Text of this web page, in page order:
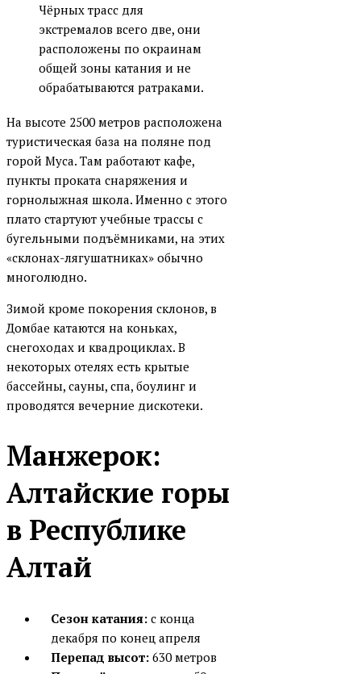
Чёрных трасс для
экстремалов всего две, они
расположены по окраинам
общей зоны катания и не
обрабатываются ратраками.
На высоте 2500 метров расположена
туристическая база на поляне под
горой Муса. Там работают кафе,
пункты проката снаряжения и
горнолыжная школа. Именно с этого
плато стартуют учебные трассы с
бугельными подъёмниками, на этих
«склонах-лягушатниках» обычно
многолюдно.
Зимой кроме покорения склонов, в
Домбае катаются на коньках,
снегоходах и квадроциклах. В
некоторых отелях есть крытые
бассейны, сауны, спа, боулинг и
проводятся вечерние дискотеки.
Манжерок:
Алтайские горы
в Республике
Алтай
Сезон катания: с конца
декабря по конец апреля
Перепад высот: 630 метров